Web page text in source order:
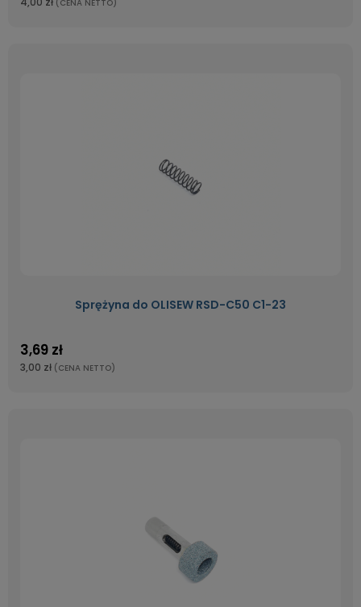
(CENA NETTO)
Sprężyna do OLISEW RSD-C50 C1-23
3,69 zł
3,00 zł (CENA NETTO)